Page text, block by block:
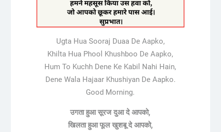
Ugta Hua Sooraj Duaa De Aapko,
Khilta Hua Phool Khushboo De Aapko,
Hum To Kuchh Dene Ke Kabil Nahi Hain,
Dene Wala Hajaar Khushiyan De Aapko.
Good Morning.
उगता हुआ सूरज दुआ दे आपको,
खिलता हुआ फूल खुशबू दे आपको,